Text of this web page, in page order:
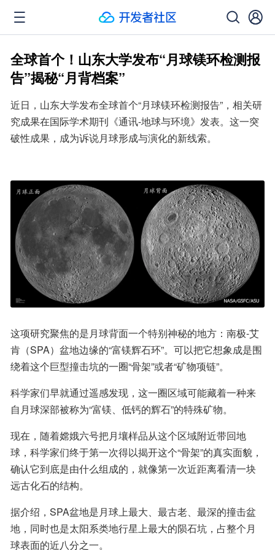
全球首个！山东大学发布“月球镁环检测报
告”揭秘“月背档案”
近日，山东大学发布全球首个“月球镁环检测报告”，相关研
究成果在国际学术期刊《通讯-地球与环境》发表。这一突
破性成果，成为诉说月球形成与演化的新线索。
这项研究聚焦的是月球背面一个特别神秘的地方：南极-艾
肯（SPA）盆地边缘的“富镁辉石环”。可以把它想象成是围
绕着这个巨型撞击坑的一圈“骨架”或者“矿物项链”。
科学家们早就通过遥感发现，这一圈区域可能藏着一种来
自月球深部被称为“富镁、低钙的辉石”的特殊矿物。
现在，随着嫦娥六号把月壤样品从这个区域附近带回地
球，科学家们终于第一次得以揭开这个“骨架”的真实面貌，
确认它到底是由什么组成的，就像第一次近距离看清一块
远古化石的结构。
据介绍，SPA盆地是月球上最大、最古老、最深的撞击盆
地，同时也是太阳系类地行星上最大的陨石坑，占整个月
球表面的近八分之一。